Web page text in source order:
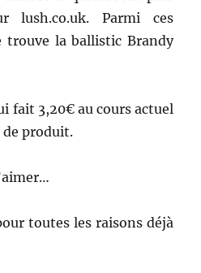
lush.co.uk. Parmi ces
trouve la ballistic Brandy
fait 3,20€ au cours actuel
de produit.
toutes les raisons déjà